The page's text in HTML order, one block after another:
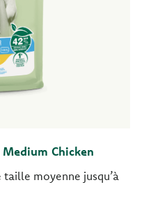
Medium Chicken
moyenne jusqu’à